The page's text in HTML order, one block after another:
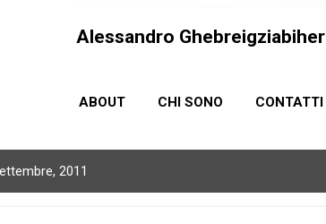
Alessandro Ghebreigziabiher
ABOUT CHI SONO CONTATTI
2011